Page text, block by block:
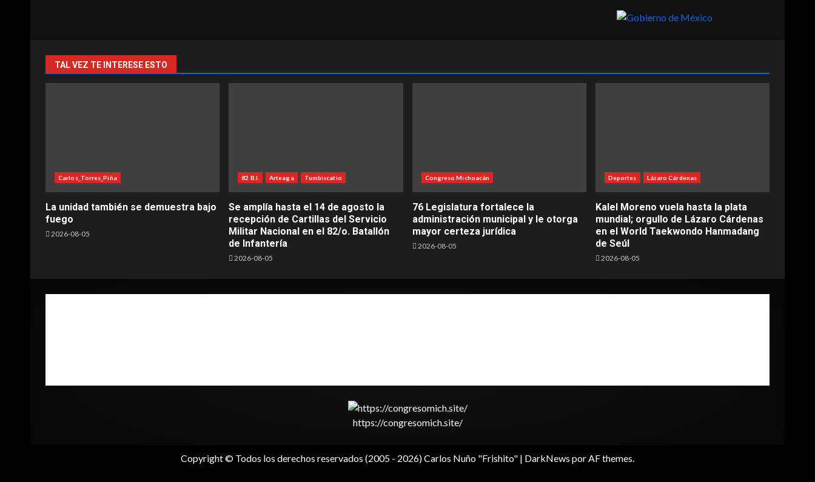
TAL VEZ TE INTERESE ESTO
Carlos_Torres_Piña
La unidad también se demuestra bajo
fuego
2026-08-05
82 B.I. Arteaga Tumbiscatio
Se amplía hasta el 14 de agosto la
recepción de Cartillas del Servicio
Militar Nacional en el 82/o. Batallón
de Infantería
2026-08-05
Congreso Michoacán
76 Legislatura fortalece la
administración municipal y le otorga
mayor certeza jurídica
2026-08-05
Deportes Lázaro Cárdenas
Kalel Moreno vuela hasta la plata
mundial; orgullo de Lázaro Cárdenas
en el World Taekwondo Hanmadang
de Seúl
2026-08-05
https://congresomich.site/
Copyright © Todos los derechos reservados (2005 - 2026) Carlos Nuño "Frishito" | DarkNews por AF themes.